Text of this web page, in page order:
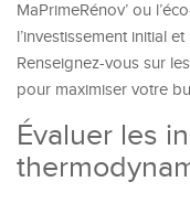
MaPrimeRénov’ ou
l’investissement initial
Renseignez-vous sur
pour maximiser votre
Évaluer les